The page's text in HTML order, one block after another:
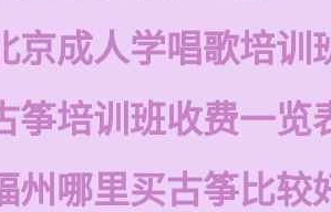
京成人学唱歌培训
筝培训班收费一览
州哪里买古筝比较